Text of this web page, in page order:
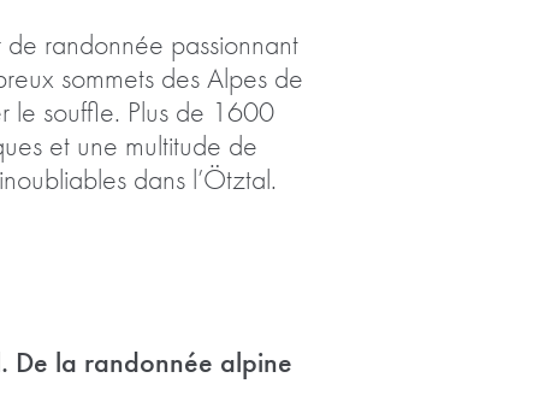
randonnée passionnant
sommets des Alpes de
le souffle. Plus de 1600
et une multitude de
dans l’Ötztal.
De la randonnée alpine